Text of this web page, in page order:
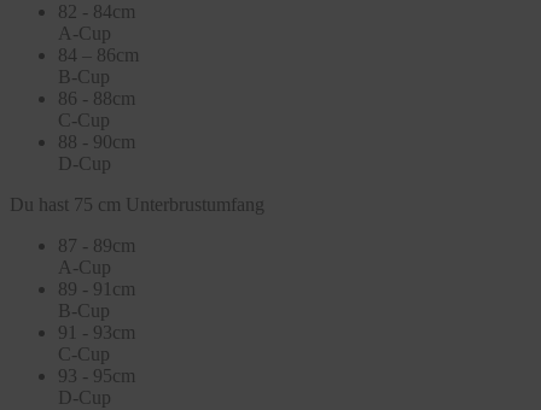
82 - 84cm
A-Cup
84 – 86cm
B-Cup
86 - 88cm
C-Cup
88 - 90cm
D-Cup
Du hast 75 cm Unterbrustumfang
87 - 89cm
A-Cup
89 - 91cm
B-Cup
91 - 93cm
C-Cup
93 - 95cm
D-Cup